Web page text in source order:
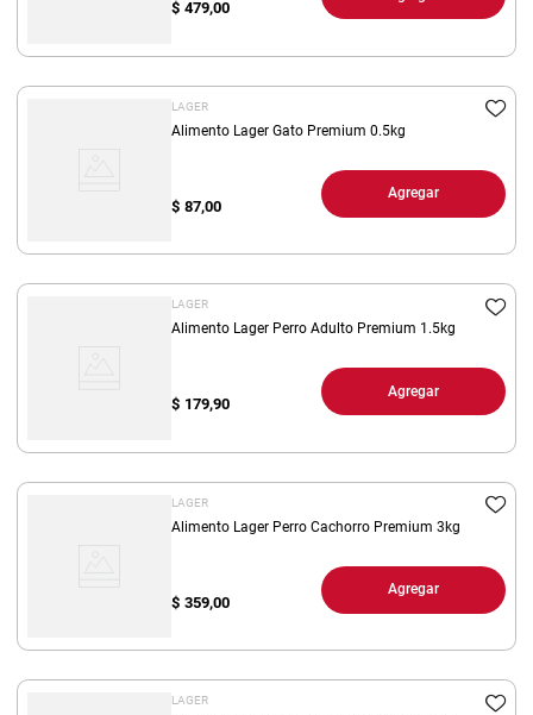
$ 479,00
LAGER
Alimento Lager Gato Premium 0.5kg
$ 87,00
Agregar
LAGER
Alimento Lager Perro Adulto Premium 1.5kg
$ 179,90
Agregar
LAGER
Alimento Lager Perro Cachorro Premium 3kg
$ 359,00
Agregar
LAGER